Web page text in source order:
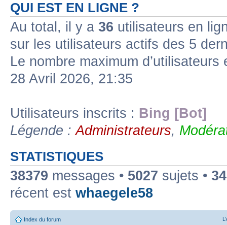
QUI EST EN LIGNE ?
Au total, il y a 36 utilisateurs en
sur les utilisateurs actifs des 5
Le nombre maximum
28 Avril 2026, 21:35
Utilisateurs inscrits : Bing [Bot]
Légende :Administrateurs,
STATISTIQUES
38379 messages • 5027 sujets •
récent est whaegele58
Index du forum